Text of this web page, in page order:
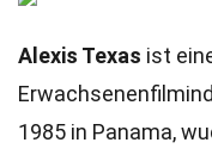
Alexis Texas ist
1985 in Panama,